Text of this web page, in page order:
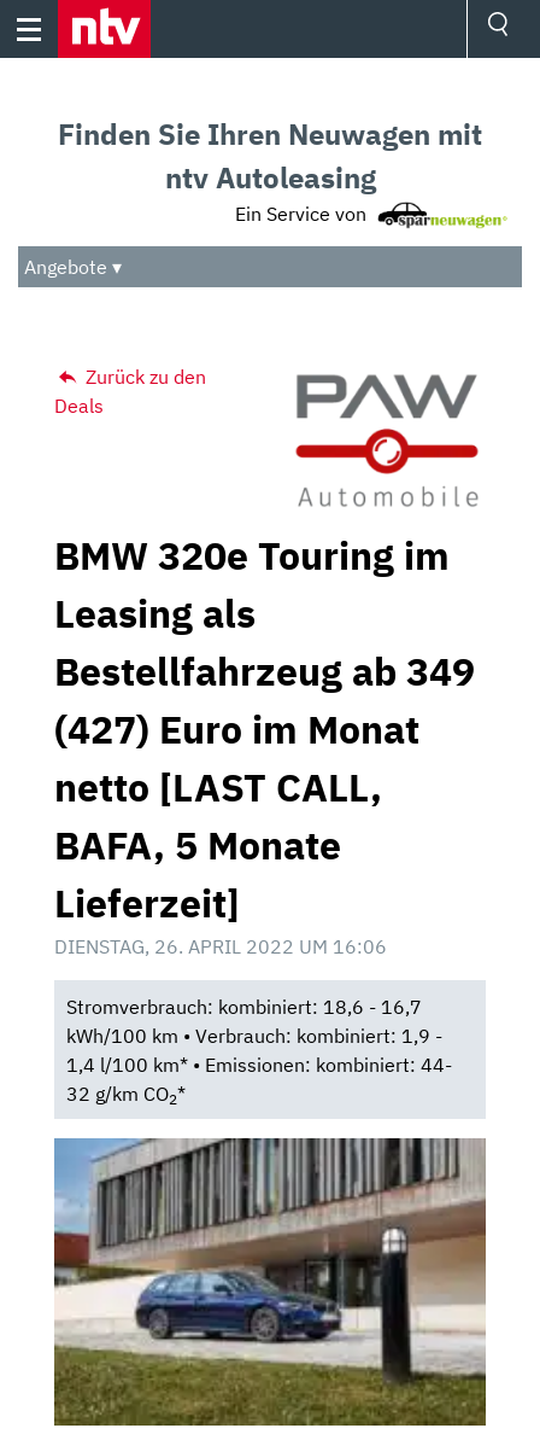
Skip
Audio
Das Beste
Finden Sie Ihren Neuwagen mit
ntv Autoleasing
Ein Service von
Angebote ▾
Zurück zu den
Deals
BMW 320e Touring im
Leasing als
Bestellfahrzeug ab 349
(427) Euro im Monat
netto [LAST CALL,
BAFA, 5 Monate
Lieferzeit]
DIENSTAG, 26. APRIL 2022 UM 16:06
Stromverbrauch: kombiniert: 18,6 - 16,7
kWh/100 km • Verbrauch: kombiniert: 1,9 -
1,4 l/100 km* • Emissionen: kombiniert: 44-
32 g/km CO2*